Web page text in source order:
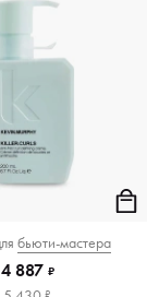
бьюти-мастера
4 887 ₽